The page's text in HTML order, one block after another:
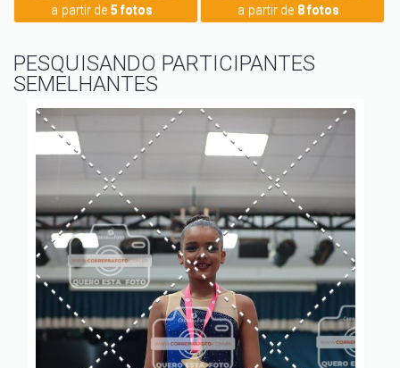
a partir de 5 fotos
a partir de 8 fotos
PESQUISANDO PARTICIPANTES
SEMELHANTES